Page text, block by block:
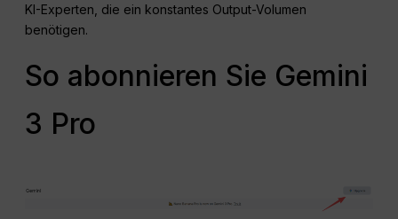
KI-Experten, die ein konstantes Output-Volumen
benötigen.
So abonnieren Sie Gemini
3 Pro